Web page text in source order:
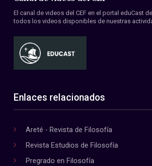
El canal de videos del CEF en el portal eduCast
todos los videos disponibles de nuestras
Enlaces relacionados
Areté - Revista de Filosofía
Revista Estudios de Filosofía
Pregrado en Filosofía